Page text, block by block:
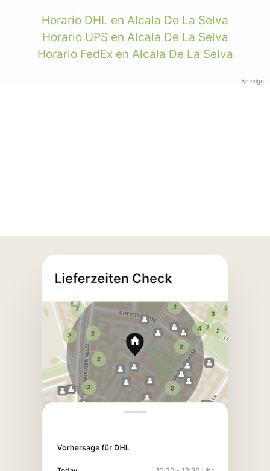
Horario DHL en Alcala De La Selva
Horario UPS en Alcala De La Selva
Horario FedEx en Alcala De La Selva
Anzeige